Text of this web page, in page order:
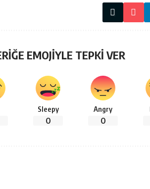
EMOJİYLE TEPKİ VER
Sleepy
0
Angry
0